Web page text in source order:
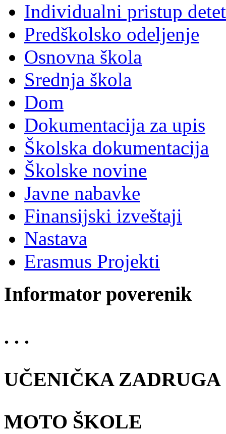
Individualni pristup
Predškolsko odeljenje
Osnovna škola
Srednja škola
Dom
Dokumentacija za upis
Školska dokumentacija
Školske novine
Javne nabavke
Finansijski izveštaji
Nastava
Erasmus Projekti
Informator poverenik
. . .
UČENIČKA ZADRUGA
MOTO ŠKOLE